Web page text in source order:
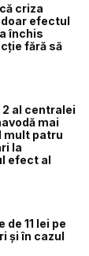
criza
efectul
închis
fără să
2 al centralei
mai
mult patru
la
efect al
11 lei pe
și în cazul